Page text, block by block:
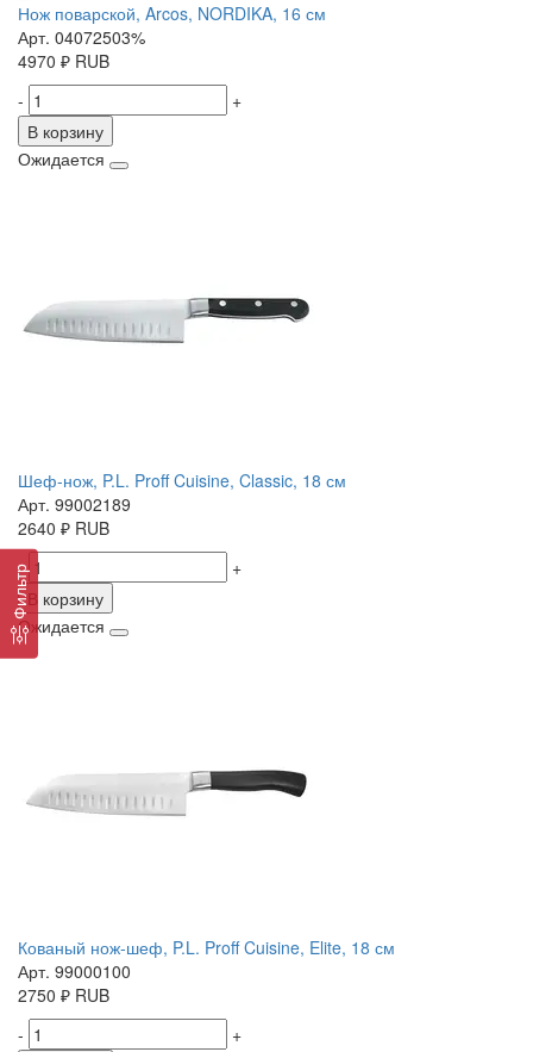
Фильтр
Нож поварской, Arcos, NORDIKA, 16 см
Арт. 04072503%
4970 ₽ RUB
-
+
В корзину
Ожидается
Шеф-нож, P.L. Proff Cuisine, Classic, 18 см
Арт. 99002189
2640 ₽ RUB
-
+
В корзину
Ожидается
Кованый нож-шеф, P.L. Proff Cuisine, Elite, 18 см
Арт. 99000100
2750 ₽ RUB
-
+